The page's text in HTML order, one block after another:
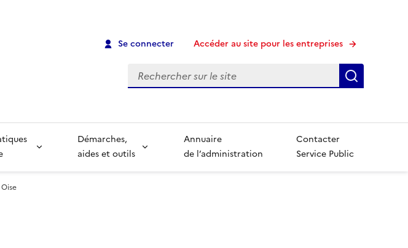
Se connecter Accéder au site pour les entreprises
Recherche
Démarches,
aides et outils
Annuaire
de l’administration
Contacter
Service Public
Oise